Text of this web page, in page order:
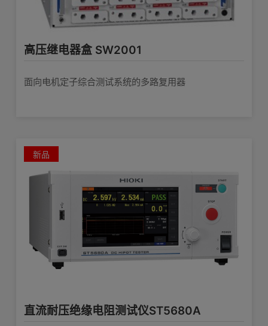
高压继电器盒 SW2001
面向电机定子综合测试系统的多路复用器
新品
直流耐压绝缘电阻测试仪ST5680A